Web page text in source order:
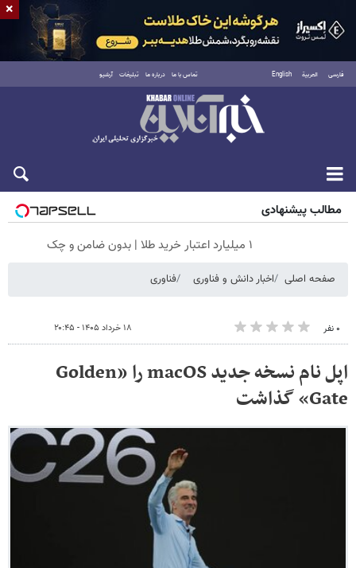
فارسی العربية English تماس با ما درباره ما تبلیغات آرشیو
جمعه ۱۶ مرداد ۱۴۰۵
مطالب پیشنهادی
۱ میلیارد اعتبار خرید طلا | بدون ضامن و چک
صفحه اصلی اخبار دانش و فناوری فناوری
۰ نفر ۱۸ خرداد ۱۴۰۵ - ۲۰:۴۵
اپل نام نسخه جدید macOS را «Golden
Gate» گذاشت
×